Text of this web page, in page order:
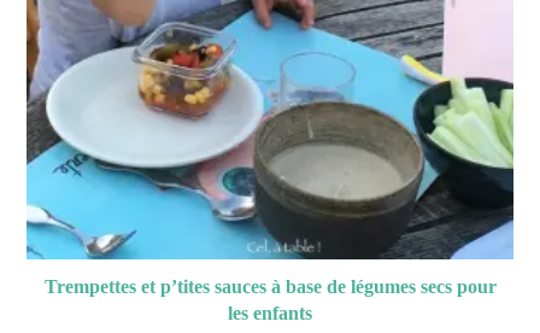
Trempettes et p’tites sauces à base de légumes secs pour
les enfants